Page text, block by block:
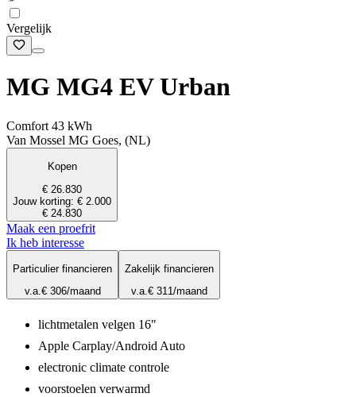
Vergelijk
MG MG4 EV Urban
Comfort 43 kWh
Van Mossel MG Goes, (NL)
Kopen
€ 26.830
Jouw korting: € 2.000
€ 24.830
Maak een proefrit
Ik heb interesse
Particulier financieren
v.a.€ 306/maand
Zakelijk financieren
v.a.€ 311/maand
lichtmetalen velgen 16"
Apple Carplay/Android Auto
electronic climate controle
voorstoelen verwarmd